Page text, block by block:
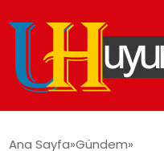
Ana Sayfa Gündem